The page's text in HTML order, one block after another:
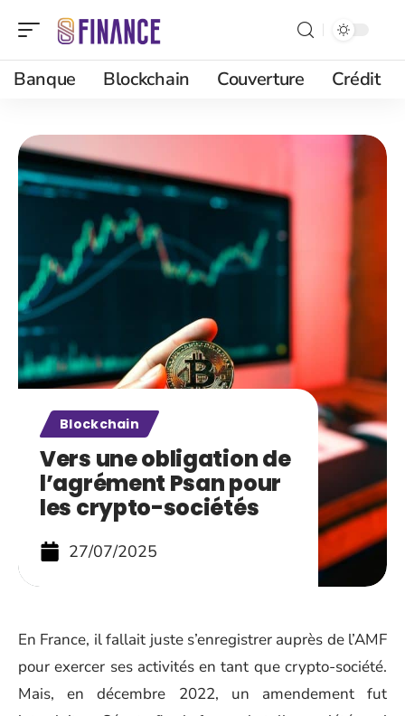
Banque Blockchain Couverture Crédit
Blockchain
Vers une obligation de
l’agrément Psan pour
les crypto-sociétés
27/07/2025
En France, il fallait juste s’enregistrer auprès de l’AMF
pour exercer ses activités en tant que crypto-société.
Mais, en décembre 2022, un amendement fut